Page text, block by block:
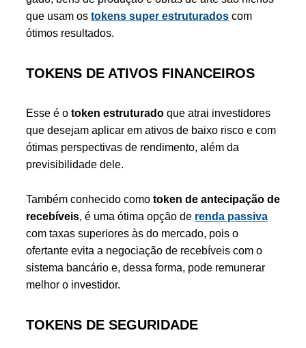
que usam os tokens super estruturados com
ótimos resultados.
TOKENS DE ATIVOS FINANCEIROS
Esse é o token estruturado que atrai investidores
que desejam aplicar em ativos de baixo risco e com
ótimas perspectivas de rendimento, além da
previsibilidade dele.
Também conhecido como token de antecipação de
recebíveis, é uma ótima opção de renda passiva
com taxas superiores às do mercado, pois o
ofertante evita a negociação de recebíveis com o
sistema bancário e, dessa forma, pode remunerar
melhor o investidor.
TOKENS DE SEGURIDADE